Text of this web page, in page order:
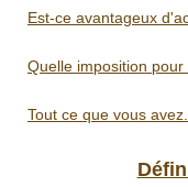
Est-ce avantageux
Quelle imposition pour
Tout ce que vous